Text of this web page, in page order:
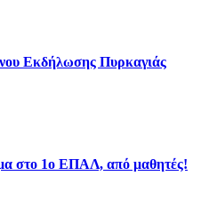
Εκδήλωσης Πυρκαγιάς
στο 1ο ΕΠΑΛ, από μαθητές!